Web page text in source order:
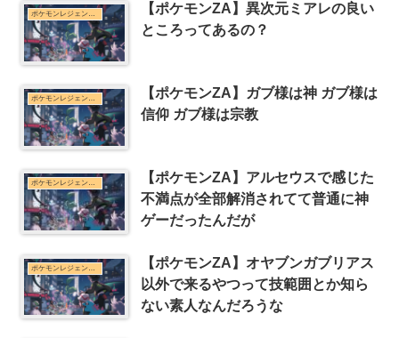
ポケモンレジェンズZ-Aまとめ
【ポケモンZA】異次元ミアレの良い
ところってあるの？
ポケモンレジェンズZ-Aまとめ
【ポケモンZA】ガブ様は神 ガブ様は
信仰 ガブ様は宗教
ポケモンレジェンズZ-Aまとめ
【ポケモンZA】アルセウスで感じた
不満点が全部解消されてて普通に神
ゲーだったんだが
【ポケモンZA】オヤブンガブリアス
以外で来るやつって技範囲とか知ら
ない素人なんだろうな